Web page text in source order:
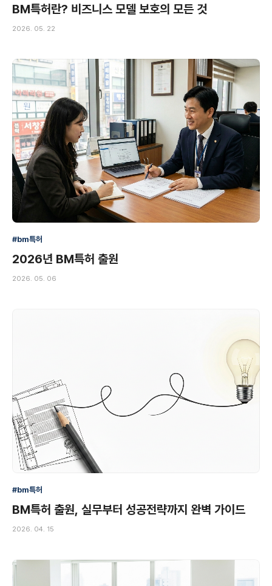
BM특허란? 비즈니스 모델 보호의 모든 것
2026. 05. 22
#bm특허
2026년 BM특허 출원
2026. 05. 06
#bm특허
BM특허 출원, 실무부터 성공전략까지 완벽 가이드
2026. 04. 15